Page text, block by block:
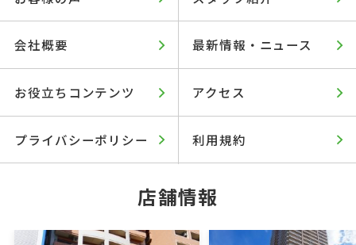
会社概要 最新情報・ニュース
お役立ちコンテンツ アクセス
プライバシーポリシー 利用規約
店舗情報